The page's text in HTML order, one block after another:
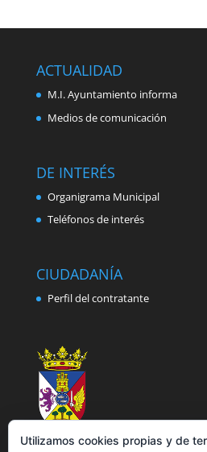
ACTUALIDAD
M.I. Ayuntamiento informa
Medios de comunicación
DE INTERÉS
Organigrama Municipal
Teléfonos de interés
CIUDADANÍA
Perfil del contratante
Utilizamos cookies propias y de